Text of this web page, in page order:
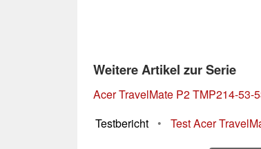
Weitere Artikel zur Serie
Acer TravelMate P2 TMP214-53-
Testbericht
• Test Acer